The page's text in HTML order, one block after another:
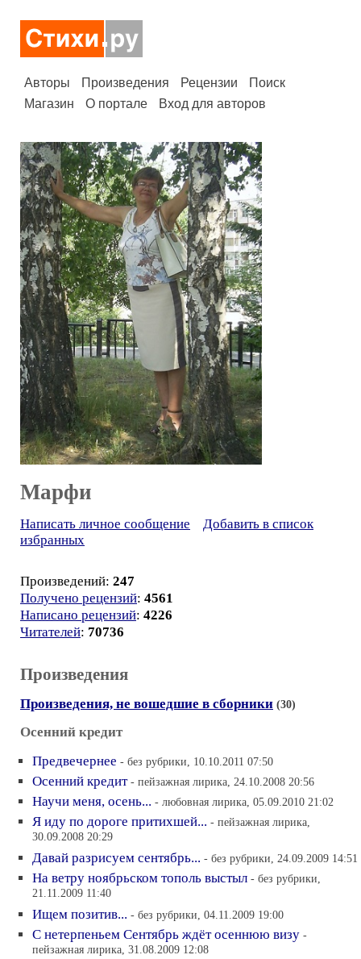
Авторы Произведения Рецензии
Поиск
Магазин
О портале Вход для авторов
Марфи
Написать личное сообщение
Добавить в список
избранных
Произведений: 247
Получено рецензий: 4561
Написано рецензий: 4226
Читателей: 70736
Произведения
Произведения, не вошедшие в сборники (30)
Осенний кредит
Предвечернее - без рубрики, 10.10.2011 07:50
Осенний кредит - пейзажная лирика, 24.10.2008 20:56
Научи меня, осень... - любовная лирика, 05.09.2010 21:02
Я иду по дороге притихшей... - пейзажная лирика,
30.09.2008 20:29
Давай разрисуем сентябрь... - без рубрики, 24.09.2009 14:51
На ветру ноябрьском тополь выстыл - без рубрики,
21.11.2009 11:40
Ищем позитив... - без рубрики, 04.11.2009 19:00
С нетерпеньем Сентябрь ждёт осеннюю визу -
пейзажная лирика, 31.08.2009 12:08